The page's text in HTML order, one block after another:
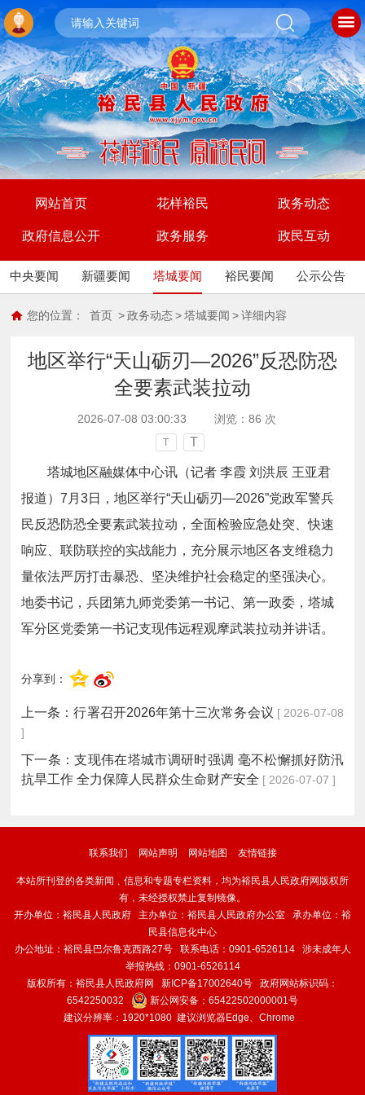
网站首页 花样裕民 政务动态
政府信息公开 政务服务 政民互动
中央要闻 新疆要闻 塔城要闻 裕民要闻 公示公告
您的位置： 首页 > 政务动态 > 塔城要闻 > 详细内容
地区举行“天山砺刃—2026”反恐防恐
全要素武装拉动
2026-07-08 03:00:33 浏览： 86 次
T T
塔城地区融媒体中心讯（记者 李霞 刘洪辰 王亚君
报道）7月3日，地区举行“天山砺刃—2026”党政军警兵
民反恐防恐全要素武装拉动，全面检验应急处突、快速
响应、联防联控的实战能力，充分展示地区各支维稳力
量依法严厉打击暴恐、坚决维护社会稳定的坚强决心。
地委书记，兵团第九师党委第一书记、第一政委，塔城
军分区党委第一书记支现伟远程观摩武装拉动并讲话。
分享到：
上一条：行署召开2026年第十三次常务会议 [ 2026-07-08
]
下一条：支现伟在塔城市调研时强调 毫不松懈抓好防汛
抗旱工作 全力保障人民群众生命财产安全 [ 2026-07-07 ]
联系我们 网站声明 网站地图 友情链接
本站所刊登的各类新闻﹑信息和专题专栏资料，均为裕民县人民政府网版权所
有，未经授权禁止复制镜像。
开办单位：裕民县人民政府 主办单位：裕民县人民政府办公室 承办单位：裕
民县信息化中心
办公地址：裕民县巴尔鲁克西路27号 联系电话：0901-6526114 涉未成年人
举报热线：0901-6526114
版权所有：裕民县人民政府网 新ICP备17002640号 政府网站标识码：
6542250032
新公网安备： 65422502000001号
建议分辨率：1920*1080 建议浏览器Edge、Chrome